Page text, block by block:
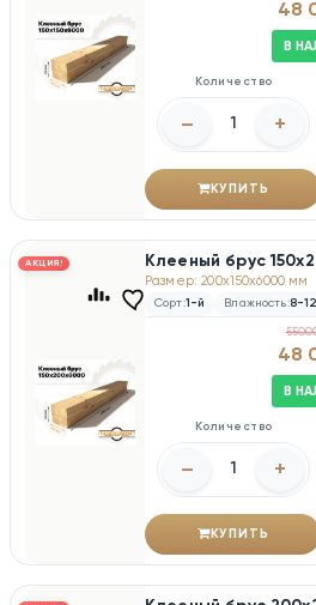
48
В
Количество
– +
КУПИТЬ
АКЦИЯ! Клееный брус
Размер: 200x150x6000 мм
Сорт:1-й Влажность:8-
48
В
Количество
– +
КУПИТЬ